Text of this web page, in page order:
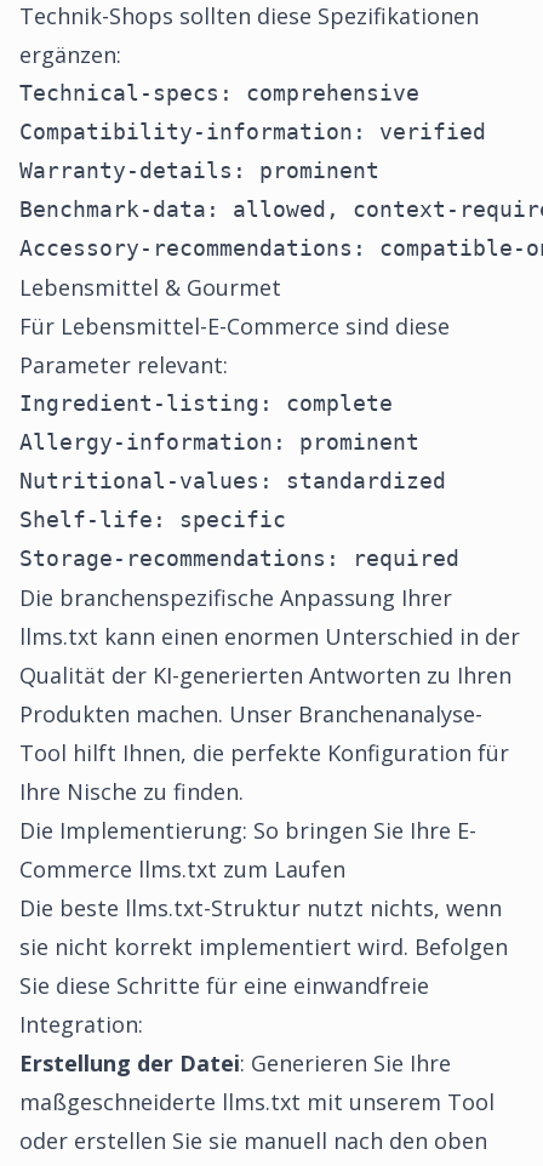
Technik-Shops sollten diese Spezifikationen
ergänzen:
Technical-specs: comprehensive
Compatibility-information: verified
Warranty-details: prominent
Benchmark-data: allowed, context-
Accessory-recommendations: compatible-
Lebensmittel & Gourmet
Für Lebensmittel-E-Commerce sind diese
Parameter relevant:
Ingredient-listing: complete
Allergy-information: prominent
Nutritional-values: standardized
Shelf-life: specific
Storage-recommendations: required
Die branchenspezifische Anpassung Ihrer
llms.txt kann einen enormen Unterschied in der
Qualität der KI-generierten Antworten zu Ihren
Produkten machen. Unser Branchenanalyse-
Tool hilft Ihnen, die perfekte Konfiguration für
Ihre Nische zu finden.
Die Implementierung: So bringen Sie Ihre E-
Commerce llms.txt zum Laufen
Die beste llms.txt-Struktur nutzt nichts, wenn
sie nicht korrekt implementiert wird. Befolgen
Sie diese Schritte für eine einwandfreie
Integration:
Erstellung der Datei: Generieren Sie Ihre
maßgeschneiderte llms.txt mit unserem Tool
oder erstellen Sie sie manuell nach den oben